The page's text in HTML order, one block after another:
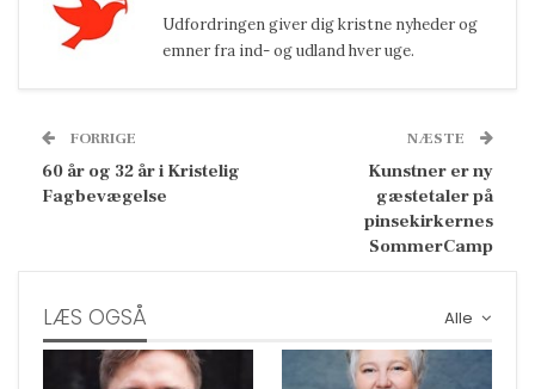
Udfordringen giver dig kristne nyheder og
emner fra ind- og udland hver uge.
FORRIGE
60 år og 32 år i Kristelig
Fagbevægelse
NÆSTE
Kunstner er ny
gæstetaler på
pinsekirkernes
SommerCamp
Alle
LÆS OGSÅ